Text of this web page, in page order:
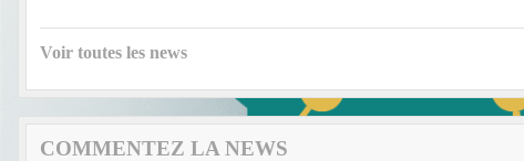
Voir toutes les news
COMMENTEZ LA NEWS